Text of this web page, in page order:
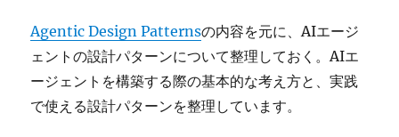
Agentic Design Patternsの内容を元に、AIエージ
ェントの設計パターンについて整理しておく。AIエ
ージェントを構築する際の基本的な考え方と、実践
で使える設計パターンを整理しています。